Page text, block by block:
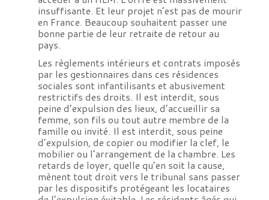
insuffisante. Et leur projet n’est pas de mourir
en France. Beaucoup souhaitent passer une
bonne partie de leur retraite de retour au
pays.
Les règlements intérieurs et contrats imposés
par les gestionnaires dans ces résidences
sociales sont infantilisants et abusivement
restrictifs des droits. Il est interdit, sous
peine d’expulsion des lieux, d’accueillir sa
femme, son fils ou tout autre membre de la
famille ou invité. Il est interdit, sous peine
d’expulsion, de copier ou modifier la clef, le
mobilier ou l’arrangement de la chambre. Les
retards de loyer, quelle qu’en soit la cause,
mènent tout droit vers le tribunal sans passer
par les dispositifs protégeant les locataires